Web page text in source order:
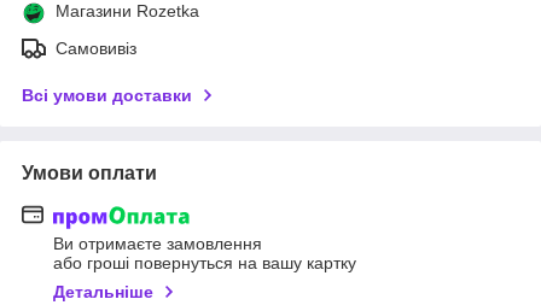
Магазини Rozetka
Самовивіз
Всі умови доставки
Умови оплати
Ви отримаєте замовлення
або гроші повернуться на вашу картку
Детальніше